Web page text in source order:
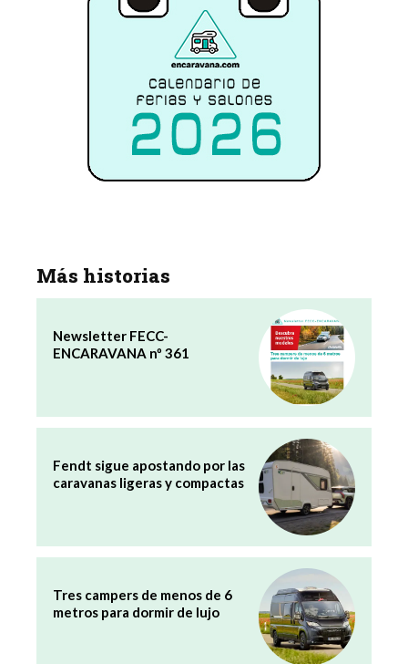
Más historias
Newsletter FECC-
ENCARAVANA nº 361
Fendt sigue apostando por las
caravanas ligeras y compactas
Tres campers de menos de 6
metros para dormir de lujo